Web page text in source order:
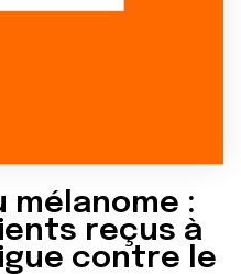
mélanome :
reçus à
contre le